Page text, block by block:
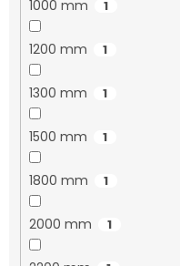
1000 mm 1
1200 mm 1
1300 mm 1
1500 mm 1
1800 mm 1
2000 mm 1